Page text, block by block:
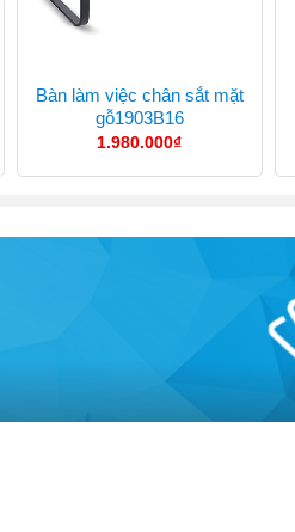
Bàn làm việc chân sắt mặt
gỗ1903B16
1.980.000₫